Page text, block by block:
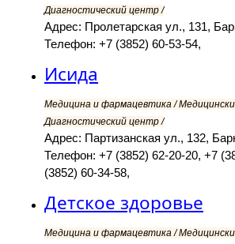
Диагностический центр /
Адрес: Пролетарская ул., 131,
Телефон: +7 (3852) 60-53-54,
Исида
Медицина и фармацевтика /
Диагностический центр /
Адрес: Партизанская ул., 132,
Телефон: +7 (3852) 62-20-20, +7
(3852) 60-34-58,
Детское здоровье
Медицина и фармацевтика /